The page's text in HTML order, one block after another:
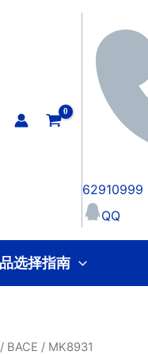
62910999
QQ
选择指南
/ BACE / MK8931